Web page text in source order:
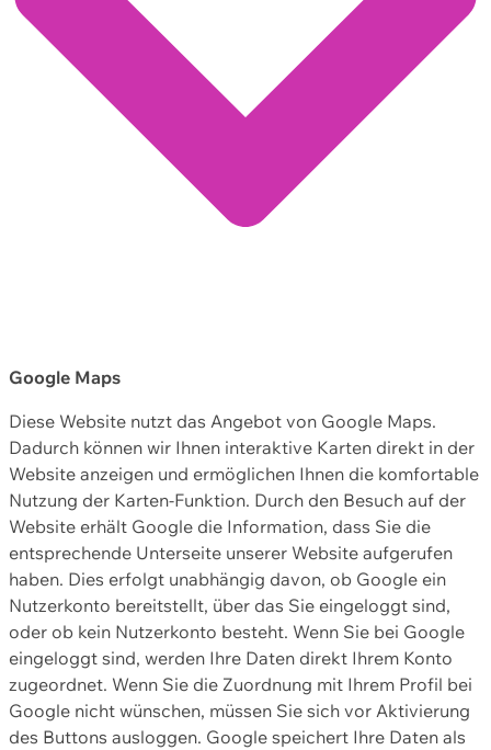
Google Maps
Diese Website nutzt das Angebot von Google Maps.
Dadurch können wir Ihnen interaktive Karten direkt in der
Website anzeigen und ermöglichen Ihnen die komfortable
Nutzung der Karten-Funktion. Durch den Besuch auf der
Website erhält Google die Information, dass Sie die
entsprechende Unterseite unserer Website aufgerufen
haben. Dies erfolgt unabhängig davon, ob Google ein
Nutzerkonto bereitstellt, über das Sie eingeloggt sind,
oder ob kein Nutzerkonto besteht. Wenn Sie bei Google
eingeloggt sind, werden Ihre Daten direkt Ihrem Konto
zugeordnet. Wenn Sie die Zuordnung mit Ihrem Profil bei
Google nicht wünschen, müssen Sie sich vor Aktivierung
des Buttons ausloggen. Google speichert Ihre Daten als